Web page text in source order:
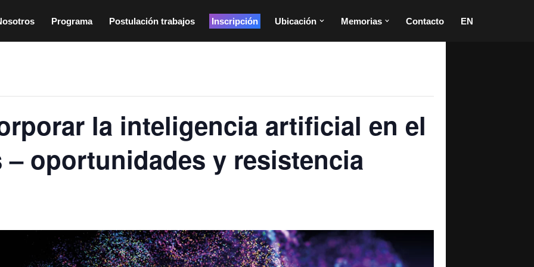
Programa Postulación trabajos Inscripción Ubicación Memorias Contacto EN
la inteligencia artificial en el
– oportunidades y resistencia